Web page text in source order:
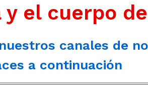
y el cuerpo
canales de
a continuación